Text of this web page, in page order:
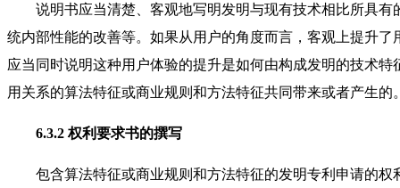
说明书应当清楚、客观地写明发明与现有技术相比所具有
统内部性能的改善等。如果从用户的角度而言，客观上提升
应当同时说明这种用户体验的提升是如何由构成发明的技术
用关系的算法特征或商业规则和方法特征共同带来或者产生的
6.3.2 权利要求书的撰写
包含算法特征或商业规则和方法特征的发明专利申请的权